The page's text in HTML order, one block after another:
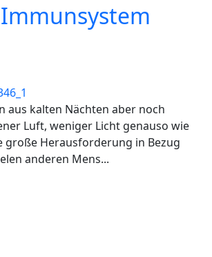
aus kalten Nächten aber noch
Luft, weniger Licht genauso wie
große Herausforderung in Bezug
anderen Mens...